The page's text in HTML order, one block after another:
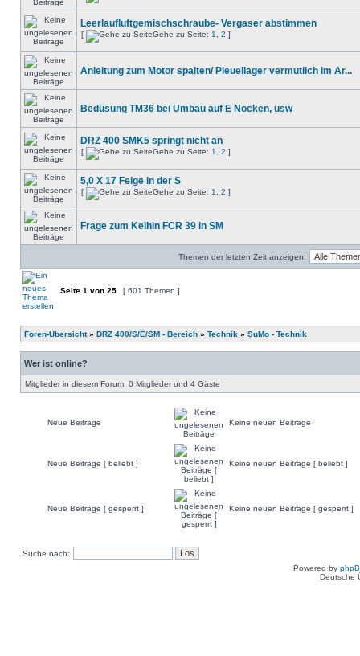
Leerlaufluftgemischschraube- Vergaser abstimmen
[ Gehe zu Seite: 1 2 ]
Anleitung zum Motor spalten/ Pleuellager vermutlich im Ar...
Bedüsung TM36 bei Umbau auf E Nocken, usw
DRZ 400 SMK5 springt nicht an
[ Gehe zu Seite: 1 2 ]
5,0 X 17 Felge in der S
[ Gehe zu Seite: 1 2 ]
Frage zum Keihin FCR 39 in SM
Themen der letzten Zeit anzeigen:
Seite 1 von 25 [ 601 Themen ]
Foren-Übersicht» DRZ 400/S/E/SM - Bereich » Technik » SuMo - Technik
Wer ist online?
Mitglieder in diesem Forum: 0 Mitglieder und 4 Gäste
Neue Beiträge Keine neuen Beiträge
Neue Beiträge [ beliebt ] Keine neuen Beiträge [ beliebt ]
Neue Beiträge [ gesperrt ] Keine neuen Beiträge [ gesperrt ]
Suche nach:
Powered by
Deutsche